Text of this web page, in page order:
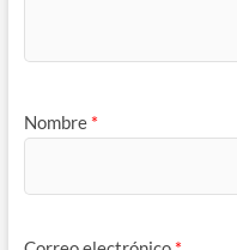
Nombre *